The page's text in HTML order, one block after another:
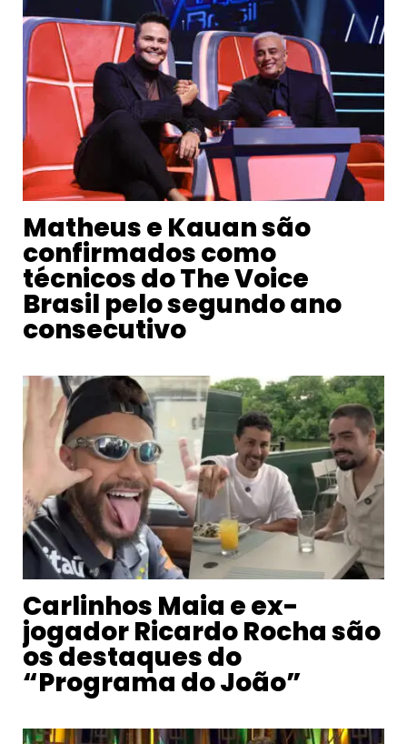
Matheus e Kauan são
confirmados como
técnicos do The Voice
Brasil pelo segundo ano
consecutivo
Carlinhos Maia e ex-
jogador Ricardo Rocha são
os destaques do
“Programa do João”